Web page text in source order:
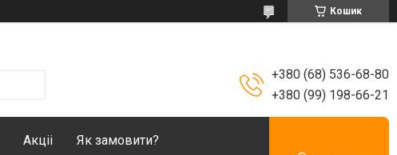
Кошик
+380 (68) 536-68-80
+380 (99) 198-66-21
Акціі Як замовити?